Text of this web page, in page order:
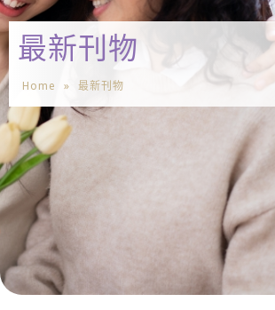
最新刊物
Home » 最新刊物